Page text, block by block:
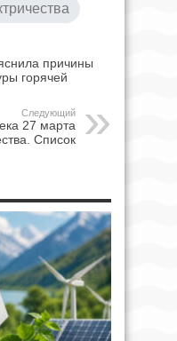
причины
горячей
Следующий
27 марта
Список